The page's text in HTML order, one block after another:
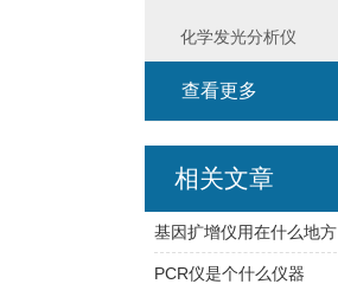
化学发光分析仪
查看更多
相关文章
基因扩增仪用在什么地方
PCR仪是个什么仪器